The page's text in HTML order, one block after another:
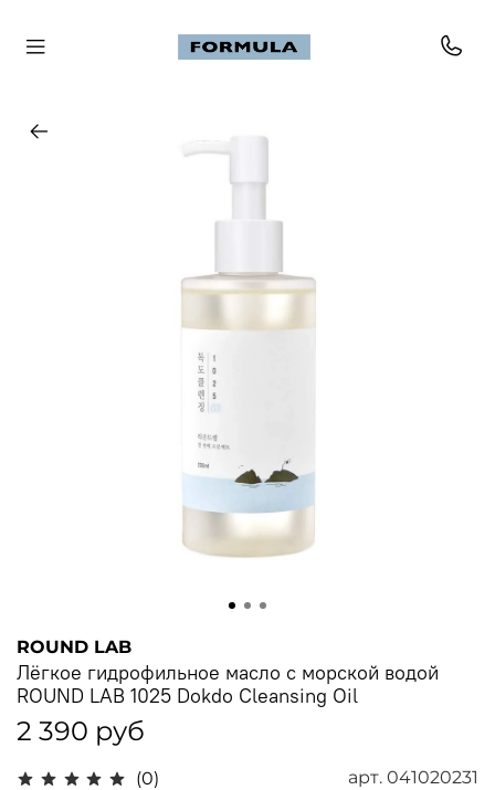
(0) арт. 041020231
ROUND LAB
Лёгкое гидрофильное масло с морской водой
ROUND LAB 1025 Dokdo Cleansing Oil
2 390 руб